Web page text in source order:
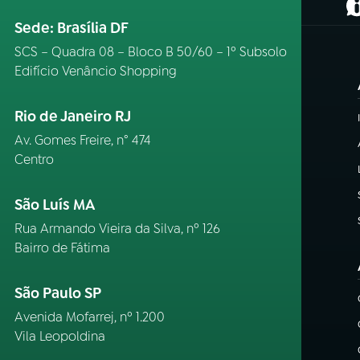
Sede: Brasília DF
SCS – Quadra 08 – Bloco B 50/60 – 1º Subsolo
Edifício Venâncio Shopping
Rio de Janeiro RJ
Av. Gomes Freire, n° 474
Centro
São Luís MA
Rua Armando Vieira da Silva, nº 126
Bairro de Fátima
São Paulo SP
Avenida Mofarrej, nº 1.200
Vila Leopoldina